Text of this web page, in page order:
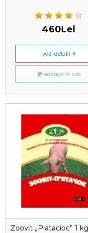
460Lei
vezi detalii
adauga in cos
Zoovit „Piatacioc” 1 kg